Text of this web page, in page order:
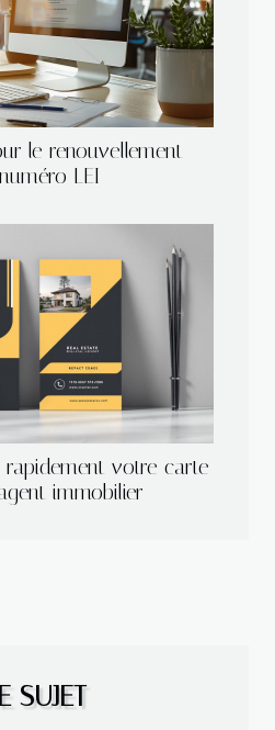
le renouvellement
LEI
votre carte
immobilier
SUJET